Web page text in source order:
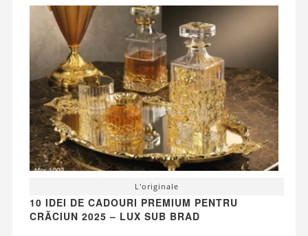
L'originale
10 IDEI DE CADOURI PREMIUM PENTRU
CRĂCIUN 2025 – LUX SUB BRAD